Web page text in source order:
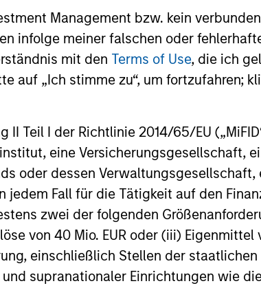
Management bzw. kein
infolge meiner falschen oder
mit den Terms of Use, die ich
auf „Ich stimme zu“, um fortzufahren;
Teil I der Richtlinie 2014/65/EU
eine Versicherungsgesellschaft,
oder dessen Verwaltungsgesellschaft,
Fall für die Tätigkeit auf den
zwei der folgenden
von 40 Mio. EUR oder (iii) Eigenmittel
einschließlich Stellen der
supranationaler Einrichtungen wie
financing
Technologies
a leading
enablement
industry.
02-MAR-2026
contained herein does not constitute and
to buy any securities in any jurisdiction in
laws of such jurisdiction.
strategy, including additional risk considerations.